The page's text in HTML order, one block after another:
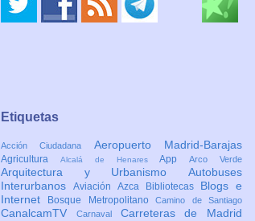
Etiquetas
Acción Ciudadana Aeropuerto Madrid-Barajas
Agricultura Alcalá de HenaresAppArco Verde
Arquitectura y Urbanismo Autobuses
Interurbanos Aviación Azca Bibliotecas Blogs e
Internet
Bosque MetropolitanoCamino de Santiago
CanalcamTV Carnaval Carreteras de Madrid